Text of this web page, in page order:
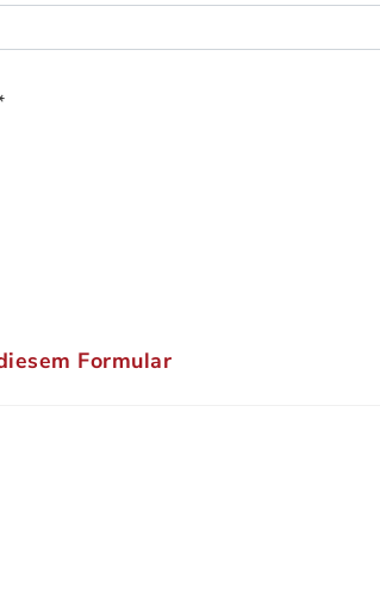
Formular